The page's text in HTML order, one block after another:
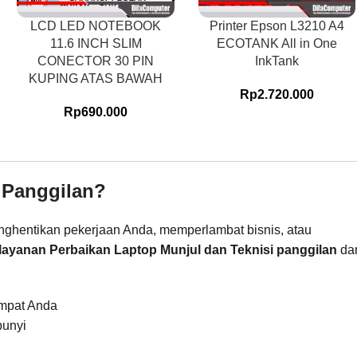
LCD LED NOTEBOOK
11.6 INCH SLIM
CONECTOR 30 PIN
KUPING ATAS BAWAH
Rp690.000
Printer Epson L3210 A4
ECOTANK All in One
InkTank
Rp2.720.000
pekerjaan Anda, memperlambat bisnis, atau
Perbaikan Laptop Munjul dan Teknisi panggilan
Anda